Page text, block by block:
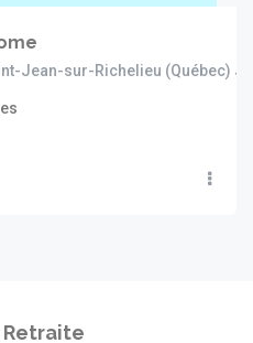
Jean-sur-Richelieu (Québec)
Retraite